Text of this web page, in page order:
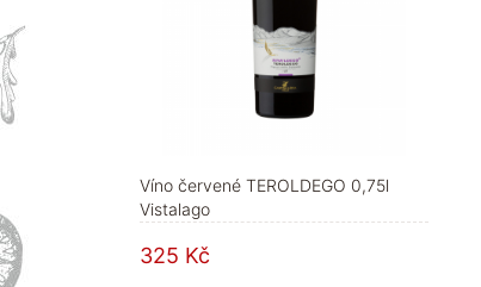
Víno červené TEROLDEGO 0,75l
Vistalago
325 Kč